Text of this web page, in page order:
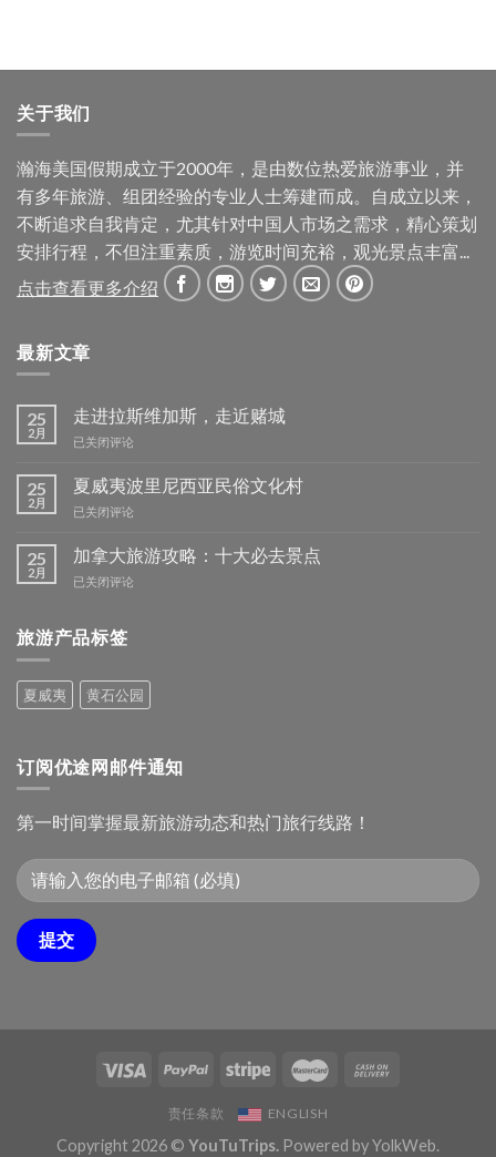
关于我们
瀚海美国假期成立于2000年，是由数位热爱旅游事业，并
有多年旅游、组团经验的专业人士筹建而成。自成立以来，
不断追求自我肯定，尤其针对中国人市场之需求，精心策划
安排行程，不但注重素质，游览时间充裕，观光景点丰富...
点击查看更多介绍
最新文章
25
2月
走进拉斯维加斯，走近赌城
走
拉
斯
维
斯，
走
城
已关闭评论
25
2月
夏威夷波里尼西亚民俗文化村
夏
夷
波
里
亚
俗
已关闭评论
25
2月
加拿大旅游攻略：十大必去景点
加
旅
略：
十
去
已关闭评论
旅游产品标签
夏威夷 黄石公园
订阅优途网邮件通知
第一时间掌握最新旅游动态和热门旅行线路！
责任条款 ENGLISH
Copyright 2026 © YouTuTrips. Powered byYolkWeb.